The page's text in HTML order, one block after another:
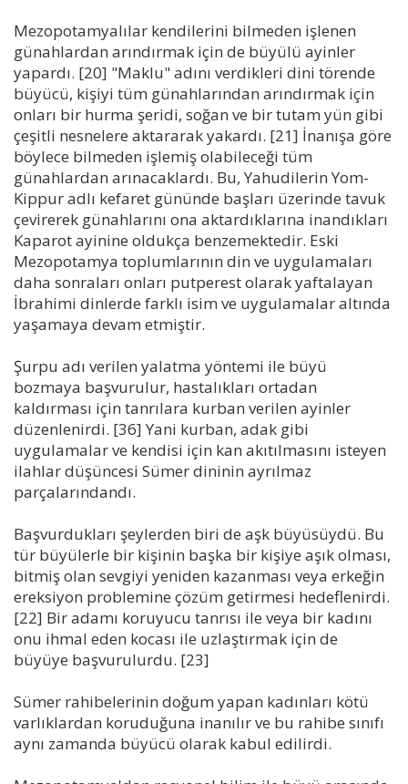
Mezopotamyalılar kendilerini bilmeden işlenen
günahlardan arındırmak için de büyülü ayinler
yapardı. [20] "Maklu" adını verdikleri dini törende
büyücü, kişiyi tüm günahlarından arındırmak için
onları bir hurma şeridi, soğan ve bir tutam yün gibi
çeşitli nesnelere aktararak yakardı. [21] İnanışa göre
böylece bilmeden işlemiş olabileceği tüm
günahlardan arınacaklardı. Bu, Yahudilerin Yom-
Kippur adlı kefaret gününde başları üzerinde tavuk
çevirerek günahlarını ona aktardıklarına inandıkları
Kaparot ayinine oldukça benzemektedir. Eski
Mezopotamya toplumlarının din ve uygulamaları
daha sonraları onları putperest olarak yaftalayan
İbrahimi dinlerde farklı isim ve uygulamalar altında
yaşamaya devam etmiştir.
Şurpu adı verilen yalatma yöntemi ile büyü
bozmaya başvurulur, hastalıkları ortadan
kaldırması için tanrılara kurban verilen ayinler
düzenlenirdi. [36] Yani kurban, adak gibi
uygulamalar ve kendisi için kan akıtılmasını isteyen
ilahlar düşüncesi Sümer dininin ayrılmaz
parçalarındandı.
Başvurdukları şeylerden biri de aşk büyüsüydü. Bu
tür büyülerle bir kişinin başka bir kişiye aşık olması,
bitmiş olan sevgiyi yeniden kazanması veya erkeğin
ereksiyon problemine çözüm getirmesi hedeflenirdi.
[22] Bir adamı koruyucu tanrısı ile veya bir kadını
onu ihmal eden kocası ile uzlaştırmak için de
büyüye başvurulurdu. [23]
Sümer rahibelerinin doğum yapan kadınları kötü
varlıklardan koruduğuna inanılır ve bu rahibe sınıfı
aynı zamanda büyücü olarak kabul edilirdi.